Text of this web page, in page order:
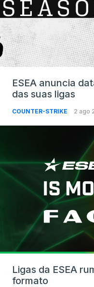
ESEA anuncia
das suas ligas
COUNTER-STRIKE 2 ago
Ligas da ESEA
formato